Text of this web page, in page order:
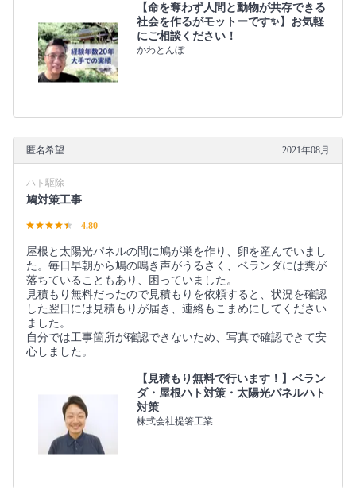
【命を奪わず人間と動物が共存できる
社会を作るがモットーです✨】お気軽
にご相談ください！
かわとんぼ
匿名希望 2021年08月
ハト駆除
鳩対策工事
4.80
屋根と太陽光パネルの間に鳩が巣を作り、卵を産んでいまし
た。毎日早朝から鳩の鳴き声がうるさく、ベランダには糞が
落ちていることもあり、困っていました。
見積もり無料だったので見積もりを依頼すると、状況を確認
した翌日には見積もりが届き、連絡もこまめにしてください
ました。
自分では工事箇所が確認できないため、写真で確認できて安
心しました。
【見積もり無料で行います！】ベラン
ダ・屋根ハト対策・太陽光パネルハト
対策
株式会社提箸工業